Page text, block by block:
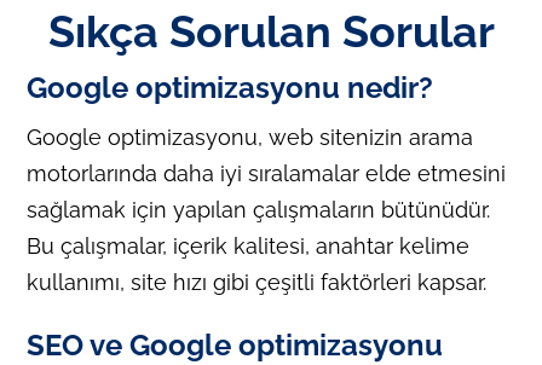
Sıkça Sorulan Sorular
Google optimizasyonu nedir?
Google optimizasyonu, web sitenizin arama
motorlarında daha iyi sıralamalar elde etmesini
sağlamak için yapılan çalışmaların bütünüdür.
Bu çalışmalar, içerik kalitesi, anahtar kelime
kullanımı, site hızı gibi çeşitli faktörleri kapsar.
SEO ve Google optimizasyonu